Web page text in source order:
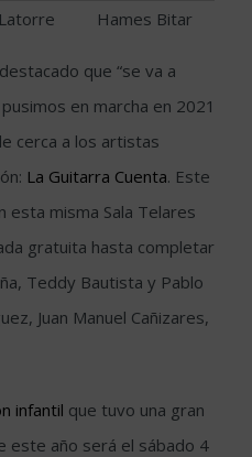
Hames Bitar
que “se va a
en marcha en 2021
cerca a los artistas
La Guitarra Cuenta. Este
misma Sala Telares
gratuita hasta completar
Teddy Bautista y Pablo
Juan Manuel Cañizares,
infantil que tuvo una gran
este año será el sábado 4